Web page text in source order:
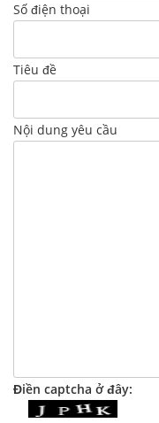
Số điện thoại
Tiêu đề
Nội dung yêu cầu
Điền captcha ở đây: